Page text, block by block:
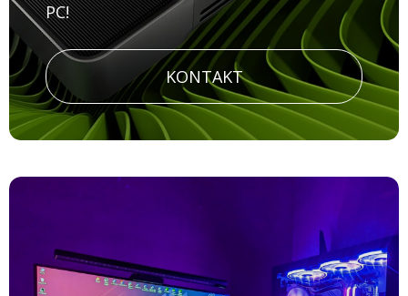
PC!
KONTAKT